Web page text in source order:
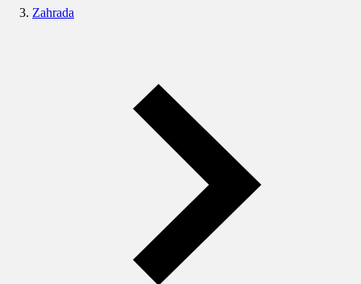
Zahrada